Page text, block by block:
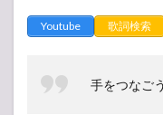
Youtube 歌詞検索
手をつなご